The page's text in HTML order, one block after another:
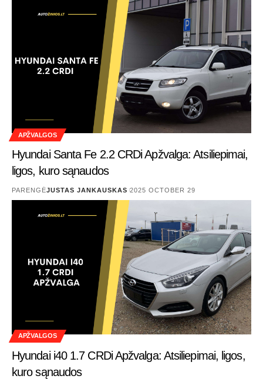
APŽVALGOS
Hyundai Santa Fe 2.2 CRDi Apžvalga: Atsiliepimai,
ligos, kuro sąnaudos
PARENGĖJUSTAS JANKAUSKAS 2025 OCTOBER 29
APŽVALGOS
Hyundai i40 1.7 CRDi Apžvalga: Atsiliepimai, ligos,
kuro sąnaudos